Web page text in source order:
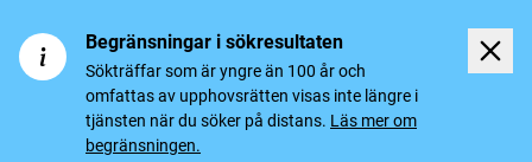
Begränsningar i sökresultaten
Sökträffar som är yngre än 100 år och
omfattas av upphovsrätten visas inte längre i
tjänsten när du söker på distans. Läs mer om
begränsningen.